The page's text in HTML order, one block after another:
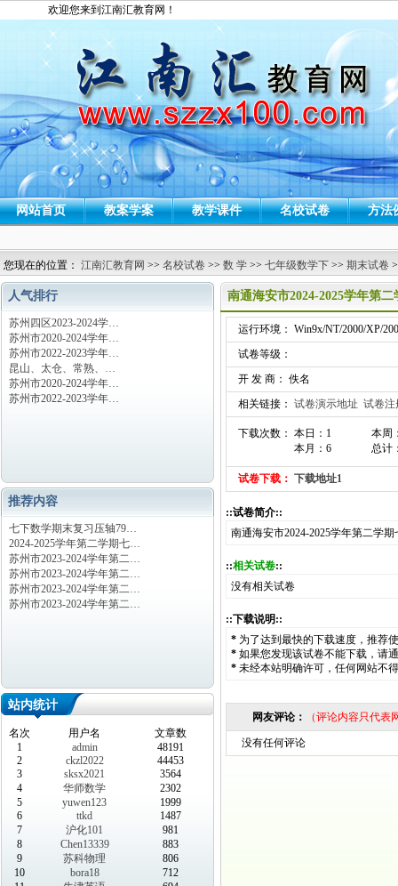
欢迎您来到江南汇教育网！
网站首页 教案学案 教学课件 名校试卷 方法
您现在的位置： 江南汇教育网 >> 名校试卷 >> 数 学 >> 七年级数学下 >> 期末试卷
人气排行
苏州四区2023-2024学…
苏州市2020-2024学年…
苏州市2022-2023学年…
昆山、太仓、常熟、…
苏州市2020-2024学年…
苏州市2022-2023学年…
推荐内容
七下数学期末复习压轴79…
2024-2025学年第二学期七…
苏州市2023-2024学年第二…
苏州市2023-2024学年第二…
苏州市2023-2024学年第二…
苏州市2023-2024学年第二…
站内统计
名次 用户名
文章数
1
admin
48191
2
ckzl2022
44453
3
sksx2021
3564
4
华师数学
2302
5
yuwen123
1999
6
ttkd
1487
7
沪化101
981
8
Chen13339
883
9
苏科物理
806
10
bora18
712
南通海安市2024-2025学年第
运行环境： Win9x/NT/2000/XP/
试卷等级：
开 发 商： 佚名
相关链接： 试卷演示地址 试卷注
下载次数： 本日：1
本月：6
本周
总计
试卷下载： 下载地址1
::试卷简介::
南通海安市2024-2025学年第二学
::相关试卷::
没有相关试卷
::下载说明::
* 为了达到最快的下载速度，推荐
* 如果您发现该试卷不能下载，请
* 未经本站明确许可，任何网站不
网友评论： （评论内容只代
没有任何评论